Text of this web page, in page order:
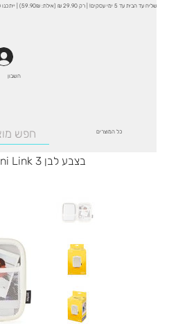
שליח עד הבית עד 5 ימי עסקים! | רק 29.90 ₪ (אילת: 59.90₪) | ייתכנו עיכובים בקו הצפון עקב המצב.
חשבון
כל המוצרים
תיק למדפסת Instax Mini Link 3 בצבע לבן